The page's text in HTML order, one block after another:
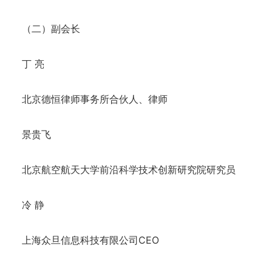
（二）副会长
丁 亮
北京德恒律师事务所合伙人、律师
景贵飞
北京航空航天大学前沿科学技术创新研究院研究员
冷 静
上海众旦信息科技有限公司CEO